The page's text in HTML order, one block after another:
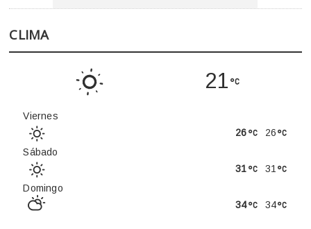
CLIMA
21
Viernes
26
26
Sábado
31
31
Domingo
34
34